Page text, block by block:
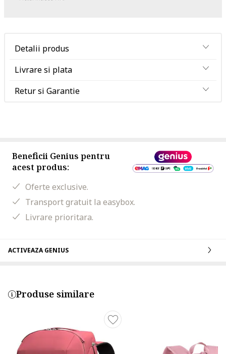
Detalii produs
Livrare si plata
Retur si Garantie
Beneficii Genius pentru
acest produs:
Oferte exclusive.
Transport gratuit la easybox.
Livrare prioritara.
ACTIVEAZA GENIUS
Produse similare